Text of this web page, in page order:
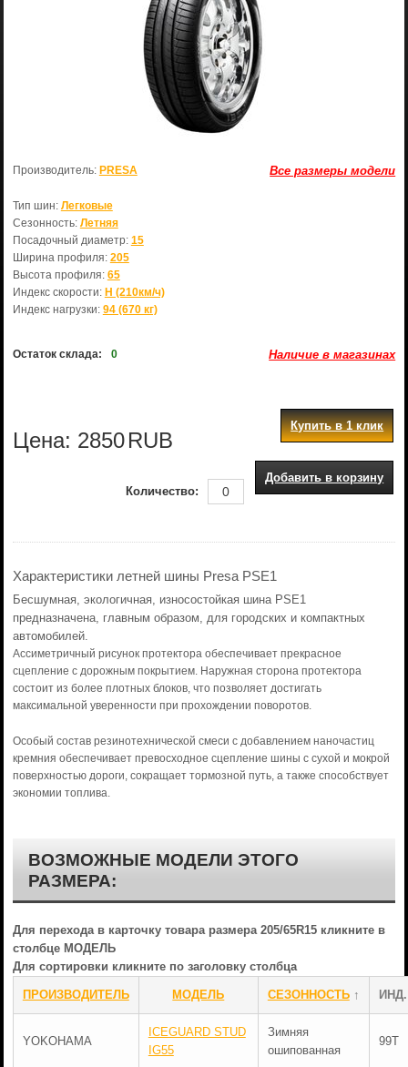
Все размеры модели
Производитель: PRESA
Тип шин: Легковые
Сезонность: Летняя
Посадочный диаметр: 15
Ширина профиля: 205
Высота профиля: 65
Индекс скорости: H (210км/ч)
Индекс нагрузки: 94 (670 кг)
Остаток склада: 0 Наличие в магазинах
Цена: 2850RUB
Купить в 1 клик
Добавить в корзину
Количество:
Характеристики летней шины Presa PSE1
Бесшумная, экологичная, износостойкая шина PSE1
предназначена, главным образом, для городских и компактных
автомобилей.
Ассиметричный рисунок протектора обеспечивает прекрасное
сцепление с дорожным покрытием. Наружная сторона протектора
состоит из более плотных блоков, что позволяет достигать
максимальной уверенности при прохождении поворотов.
Особый состав резинотехнической смеси с добавлением наночастиц
кремния обеспечивает превосходное сцепление шины с сухой и мокрой
поверхностью дороги, сокращает тормозной путь, а также способствует
экономии топлива.
ВОЗМОЖНЫЕ МОДЕЛИ ЭТОГО
РАЗМЕРА:
Для перехода в карточку товара размера 205/65R15 кликните в
столбце МОДЕЛЬ
Для сортировки кликните по заголовку столбца
ПРОИЗВОДИТЕЛЬ МОДЕЛЬ СЕЗОННОСТЬ↑
YOKOHAMA
ICEGUARD STUD
IG55
Зимняя
ошипованная
99T